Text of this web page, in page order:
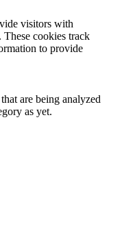
visitors with
These cookies track
to provide
are being analyzed
as yet.